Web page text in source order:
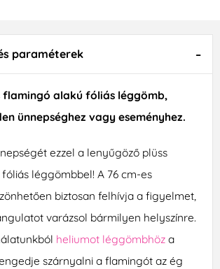
paraméterek
flamingó alakú fóliás léggömb,
ünnepséghez vagy eseményhez.
ezzel a lenyűgöző plüss
léggömbbel! A 76 cm-es
biztosan felhívja a figyelmet,
varázsol bármilyen helyszínre.
heliumot léggömbhöza
szárnyalni a flamingót az ég